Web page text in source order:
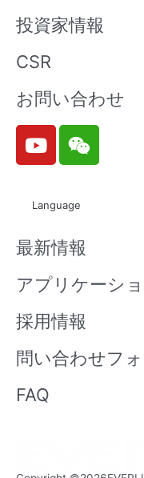
投資家情報
CSR
お問い合わせ
Y
o
u
b
e
W
e
i
n
Language
最新情報
アプリケーシ
採用情報
問い合わせフ
FAQ